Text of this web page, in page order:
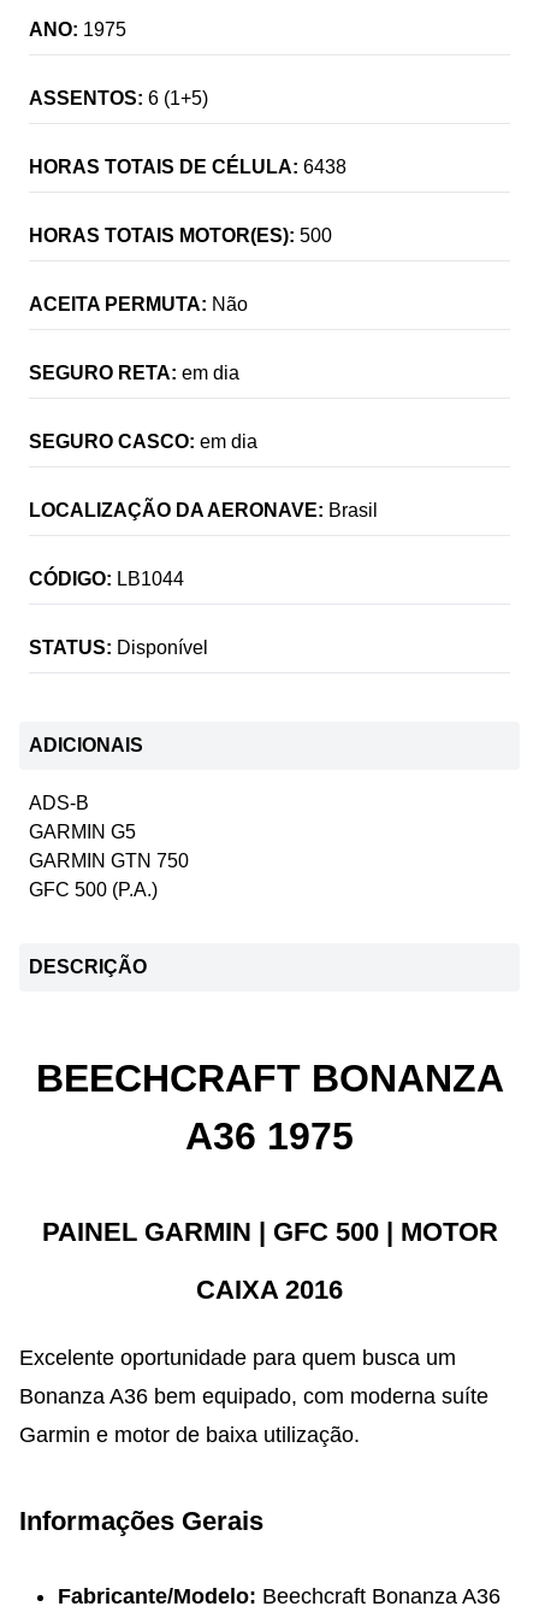
ANO: 1975
ASSENTOS: 6 (1+5)
HORAS TOTAIS DE CÉLULA: 6438
HORAS TOTAIS MOTOR(ES): 500
ACEITA PERMUTA: Não
SEGURO RETA: em dia
SEGURO CASCO: em dia
LOCALIZAÇÃO DA AERONAVE: Brasil
CÓDIGO: LB1044
STATUS: Disponível
ADICIONAIS
ADS-B
GARMIN G5
GARMIN GTN 750
GFC 500 (P.A.)
DESCRIÇÃO
BEECHCRAFT BONANZA
A36 1975
PAINEL GARMIN | GFC 500 | MOTOR
CAIXA 2016
Excelente oportunidade para quem busca um
Bonanza A36 bem equipado, com moderna suíte
Garmin e motor de baixa utilização.
Informações Gerais
Fabricante/Modelo: Beechcraft Bonanza A36